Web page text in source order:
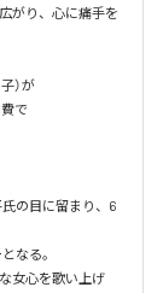
がり、心に痛手を
）が
で
の目に留まり、6
なる。
女心を歌い上げ